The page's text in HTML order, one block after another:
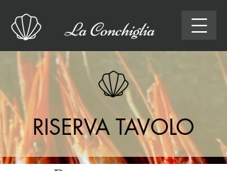
La Conchiglia
RISERVA TAVOLO